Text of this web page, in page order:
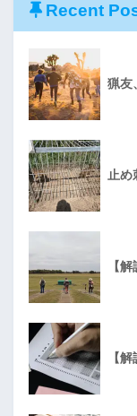
Recent
猟友
止
【
【